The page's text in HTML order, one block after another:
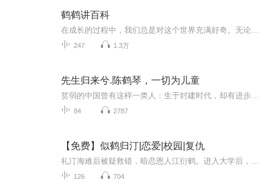
鹤鹤讲百科
247 1.3万
先生归来兮.陈鹤琴，一切为儿童
84 2787
【免费】似鹤归汀|恋爱|校园|复仇
126 704